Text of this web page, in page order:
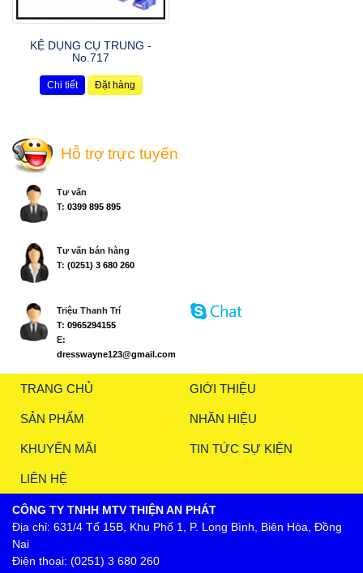
KỆ DỤNG CỤ TRUNG -
No.717
Chi tiết Đặt hàng
Hỗ trợ trực tuyến
Tư vấn
T: 0399 895 895
Tư vấn bán hàng
T: (0251) 3 680 260
Triệu Thanh Trí
T: 0965294155
E:
dresswayne123@gmail.com
TRANG CHỦ GIỚI THIỆU
SẢN PHẨM NHÃN HIỆU
KHUYẾN MÃI TIN TỨC SỰ KIỆN
LIÊN HỆ
CÔNG TY TNHH MTV THIỆN AN PHÁT
Địa chỉ: 631/4 Tổ 15B, Khu Phố 1, P. Long Bình, Biên Hòa, Đồng
Nai
Điện thoại: (0251) 3 680 260